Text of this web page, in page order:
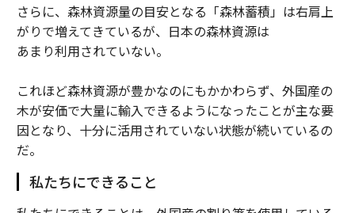
さらに、森林資源量の目安となる「森林蓄積」は右肩上
がりで増えてきているが、日本の森林資源は
あまり利用されていない。
これほど森林資源が豊かなのにもかかわらず、外国産の
木が安価で大量に輸入できるようになったことが主な要
因となり、十分に活用されていない状態が続いているの
だ。
私たちにできること